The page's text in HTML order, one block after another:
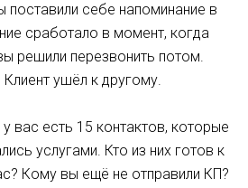
поставили себе напоминание в
сработало в момент, когда
решили перезвонить потом.
ушёл к другому.
у вас есть 15 контактов, которые
услугами. Кто из них готов к
Кому вы ещё не отправили КП?